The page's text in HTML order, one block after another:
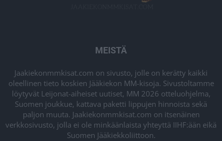
MEISTÄ
Jaakiekonmmkisat.com on sivusto, jolle on kerätty kaikki
oleellinen tieto koskien Jääkiekon MM-kisoja. Sivustoltamme
löytyvät Leijonat-aiheiset uutiset, MM 2026 otteluohjelma,
Suomen joukkue, kattava paketti lippujen hinnoista sekä
paljon muuta. Jaakiekonmmkisat.com on itsenäinen
verkkosivusto, jolla ei ole minkäänlaista yhteyttä IIHF:ään eikä
Suomen Jääkiekkoliittoon.